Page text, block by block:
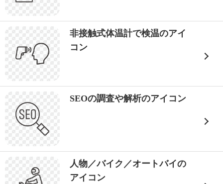
非接触式体温計で検温のアイ
コン
SEOの調査や解析のアイコン
人物／バイク／オートバイの
アイコン